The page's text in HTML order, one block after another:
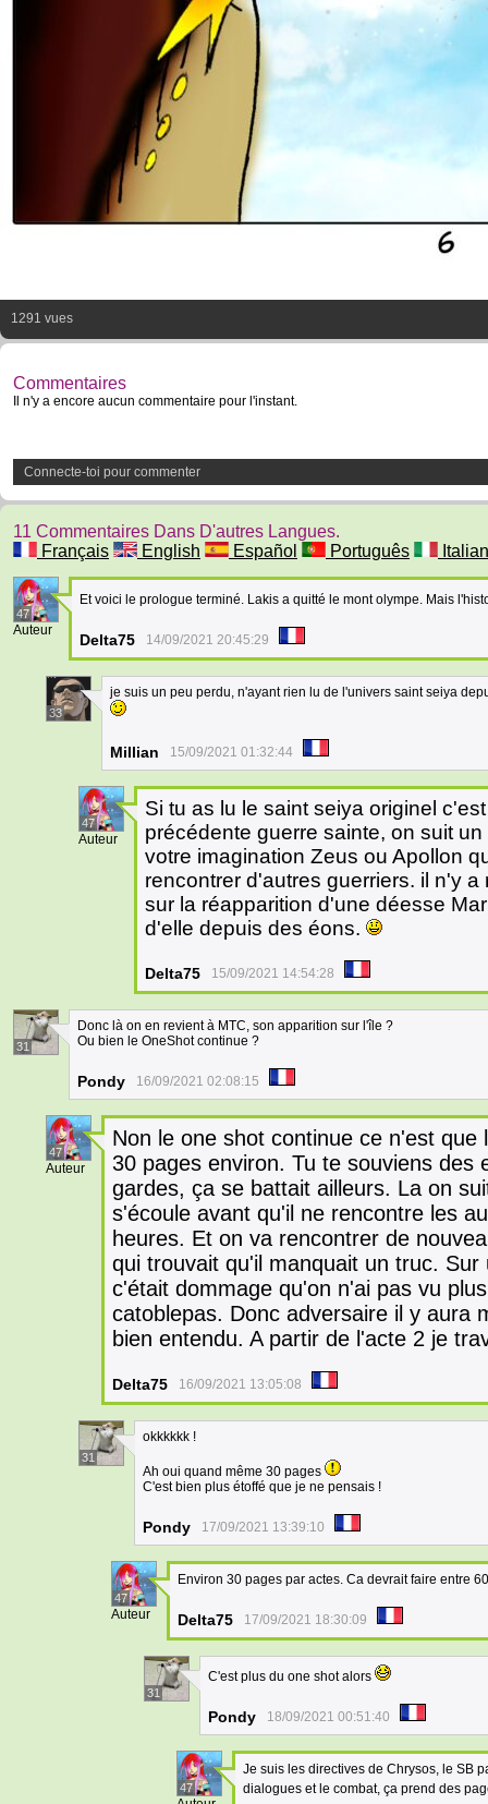
1291 vues
Commentaires
Il n'y a encore aucun commentaire pour l'instant.
Connecte-toi pour commenter
11 Commentaires Dans D'autres Langues.
Français
English Español Português
47
Auteur
Et voici le prologue terminé. Lakis a quitté le mont olympe. Mais
Delta75 14/09/2021 20:45:29
33
je suis un peu perdu, n'ayant rien lu de l'univers saint seiya
Millian 15/09/2021 01:32:44
47
Auteur
Si tu as lu le saint seiya originel
précédente guerre sainte, on suit
votre imagination Zeus ou Apollon
rencontrer d'autres guerriers. il n'y
sur la réapparition d'une déesse
d'elle depuis des éons.
Delta75 15/09/2021 14:54:28
31
Donc là on en revient à MTC, son apparition sur l'île ?
Ou bien le OneShot continue ?
Pondy 16/09/2021 02:08:15
47
Auteur
Non le one shot continue ce n'est
30 pages environ. Tu te souviens des
gardes, ça se battait ailleurs. La on
s'écoule avant qu'il ne rencontre les
heures. Et on va rencontrer de
qui trouvait qu'il manquait un truc.
c'était dommage qu'on n'ai pas vu
catoblepas. Donc adversaire il y aura
bien entendu. A partir de l'acte 2 je
Delta75 16/09/2021 13:05:08
31
okkkkkk !
Ah oui quand même 30 pages
C'est bien plus étoffé que je ne pensais !
Pondy 17/09/2021 13:39:10
47
Auteur
Environ 30 pages par actes. Ca devrait faire entre
Delta75 17/09/2021 18:30:09
31
C'est plus du one shot alors
Pondy 18/09/2021 00:51:40
47
Je suis les directives de Chrysos, le SB
dialogues et le combat, ça prend des